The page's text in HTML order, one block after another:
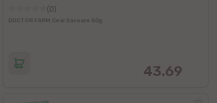
(0)
DOCTOR FARM Ceai Savoare 50g
43.69